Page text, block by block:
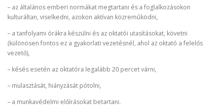
– az általános emberi normákat megtartani és a foglalkozásokon
kulturáltan, viselkedni, azokon aktívan közreműködni,
– a tanfolyami órákra készülni és az oktatói utasításokat, követni
(különösen fontos ez a gyakorlati vezetésnél, ahol az oktató a felelős
vezető),
– késés esetén az oktatóra legalább 20 percet várni,
– mulasztását, hiányzását pótolni,
– a munkavédelmi előírásokat betartani.